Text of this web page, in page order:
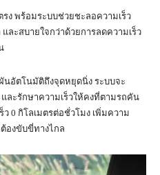
ง พร้อมระบบช่วยชะลอความเร็ว
ะสบายใจกว่าด้วยการลดความเร็ว
นอัตโนมัติถึงจุดหยุดนิ่ง ระบบจะ
ละรักษาความเร็วให้คงที่ตามรถคัน
0 กิโลเมตรต่อชั่วโมง เพิ่มความ
องขับขี่ทางไกล